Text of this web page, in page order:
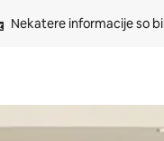
Nekatere informacije so